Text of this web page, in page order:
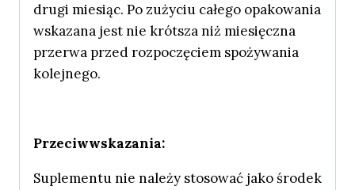
drugi miesiąc. Po zużyciu całego opakowania
wskazana jest nie krótsza niż miesięczna
przerwa przed rozpoczęciem spożywania
kolejnego.
Przeciwwskazania:
Suplementu nie należy stosować jako środek